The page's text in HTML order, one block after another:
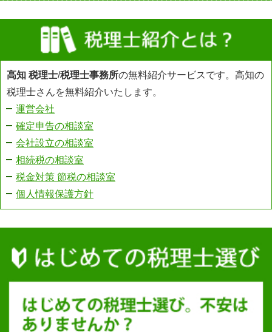
高知 税理士/税理士事務所の無料紹介サービスです。高知の
税理士さんを無料紹介いたします。
運営会社
確定申告の相談室
会社設立の相談室
相続税の相談室
税金対策 節税の相談室
個人情報保護方針